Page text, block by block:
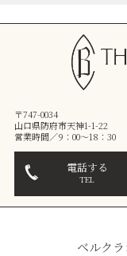
〒747-0034
山口県防府市天神1-1-22
営業時間／9：00～18：30
電話する
TEL
ベルク